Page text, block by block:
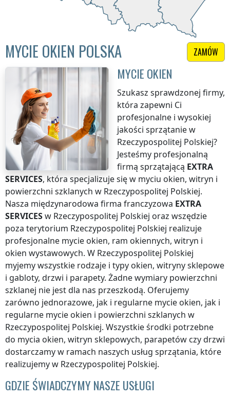
ZAMÓW
MYCIE OKIEN POLSKA
MYCIE OKIEN
Szukasz sprawdzonej firmy,
która zapewni Ci
profesjonalne i wysokiej
jakości sprzątaniew
Rzeczypospolitej Polskiej?
Jesteśmy profesjonalną
firmą sprzątającą EXTRA
SERVICES, która specjalizuje się w myciu okien, witryn i
powierzchni szklanych w Rzeczypospolitej Polskiej.
Nasza międzynarodowa firma franczyzowa EXTRA
SERVICESw Rzeczypospolitej Polskiej oraz wszędzie
poza terytorium Rzeczypospolitej Polskiej realizuje
profesjonalne mycie okien, ram okiennych, witryn i
okien wystawowych. W Rzeczypospolitej Polskiej
myjemy wszystkie rodzaje i typy okien, witryny sklepowe
i gabloty, drzwi i parapety. Żadne wymiary powierzchni
szklanej nie jest dla nas przeszkodą. Oferujemy
zarówno jednorazowe, jak i regularne mycie okien, jak i
regularne mycie okien i powierzchni szklanych w
Rzeczypospolitej Polskiej. Wszystkie środki potrzebne
do mycia okien, witryn sklepowych, parapetów czy drzwi
dostarczamy w ramach naszych usług sprzątania, które
realizujemyw Rzeczypospolitej Polskiej.
GDZIE ŚWIADCZYMY NASZE USŁUGI